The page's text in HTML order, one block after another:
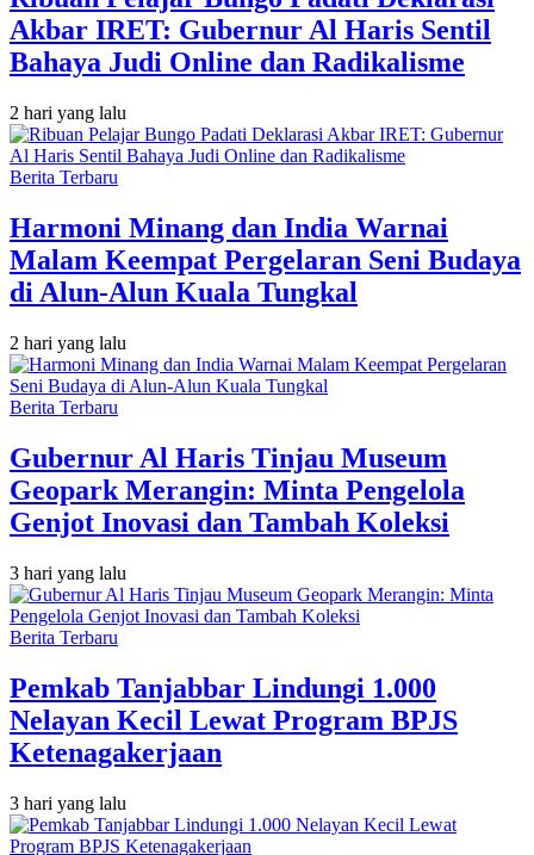
Akbar IRET: Gubernur Al Haris Sentil
Bahaya Judi Online dan Radikalisme
2 hari yang lalu
Berita Terbaru
Harmoni Minang dan India Warnai
Malam Keempat Pergelaran Seni Budaya
di Alun-Alun Kuala Tungkal
2 hari yang lalu
Berita Terbaru
Gubernur Al Haris Tinjau Museum
Geopark Merangin: Minta Pengelola
Genjot Inovasi dan Tambah Koleksi
3 hari yang lalu
Berita Terbaru
Pemkab Tanjabbar Lindungi 1.000
Nelayan Kecil Lewat Program BPJS
Ketenagakerjaan
3 hari yang lalu